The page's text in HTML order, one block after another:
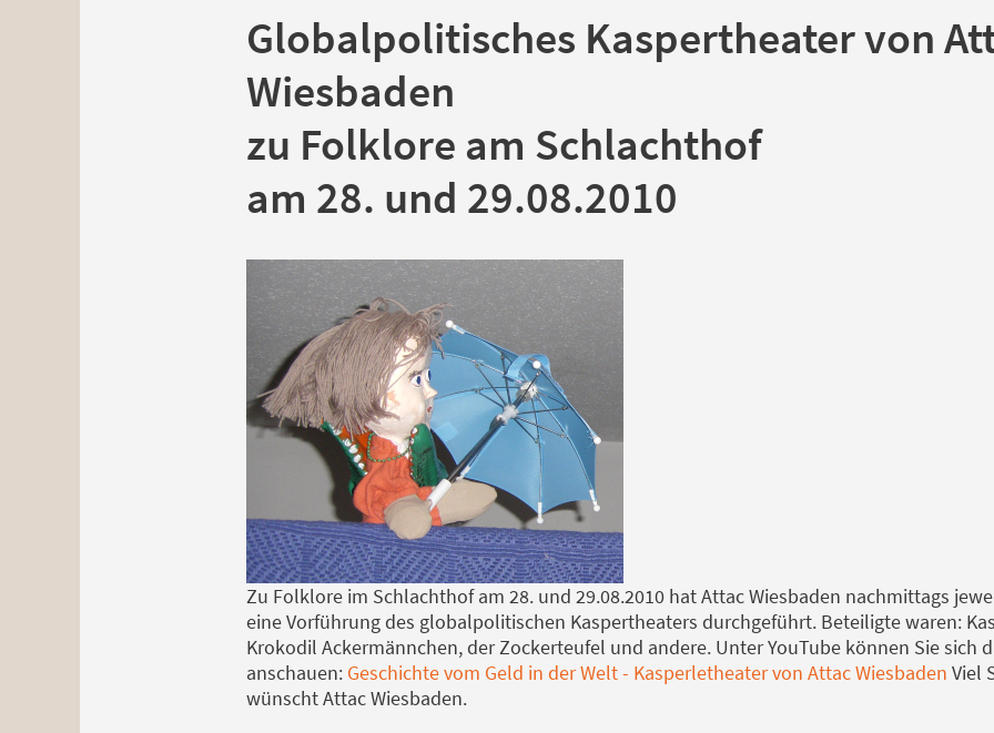
Globalpolitisches Kaspertheater von
Wiesbaden
zu Folklore am Schlachthof
am 28. und 29.08.2010
Zu Folklore im Schlachthof am 28. und 29.08.2010 hat Attac Wiesbaden nachmittags
eine Vorführung des globalpolitischen Kaspertheaters durchgeführt. Beteiligte waren:
Krokodil Ackermännchen, der Zockerteufel und andere. Unter YouTube können Sie sich
anschauen: Geschichte vom Geld in der Welt - Kasperletheater von Attac Wiesbaden Viel
wünscht Attac Wiesbaden.